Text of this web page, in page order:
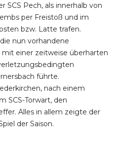
SCS Pech, als innerhalb von
per Freistoß und im
bzw. Latte trafen.
nun vorhandene
einer zeitweise überharten
führte.
nach einem
SCS-Torwart, den
Alles in allem zeigte der
der Saison.